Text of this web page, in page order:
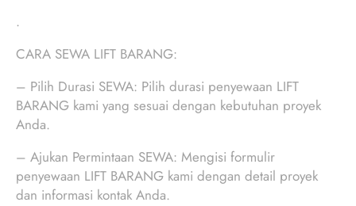
.
CARA SEWA LIFT BARANG:
– Pilih Durasi SEWA: Pilih durasi penyewaan LIFT
BARANG kami yang sesuai dengan kebutuhan proyek
Anda.
– Ajukan Permintaan SEWA: Mengisi formulir
penyewaan LIFT BARANG kami dengan detail proyek
dan informasi kontak Anda.